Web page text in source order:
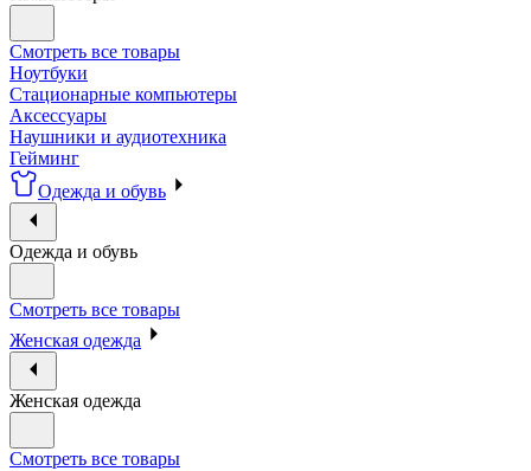
Смотреть все товары
Ноутбуки
Стационарные компьютеры
Аксессуары
Наушники и аудиотехника
Гейминг
Одежда и обувь
Одежда и обувь
Смотреть все товары
Женская одежда
Женская одежда
Смотреть все товары